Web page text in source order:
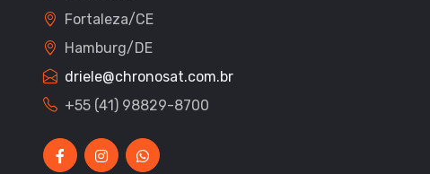
Fortaleza/CE
Hamburg/DE
driele@chronosat.com.br
+55 (41) 98829-8700